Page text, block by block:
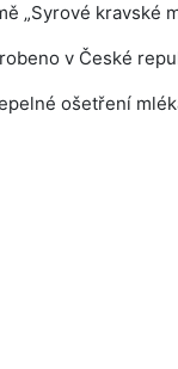
„Syrové kravské
v České
ošetření